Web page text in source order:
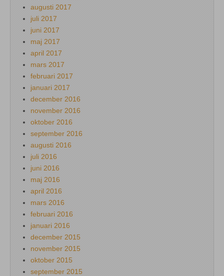
augusti 2017
juli 2017
juni 2017
maj 2017
april 2017
mars 2017
februari 2017
januari 2017
december 2016
november 2016
oktober 2016
september 2016
augusti 2016
juli 2016
juni 2016
maj 2016
april 2016
mars 2016
februari 2016
januari 2016
december 2015
november 2015
oktober 2015
september 2015